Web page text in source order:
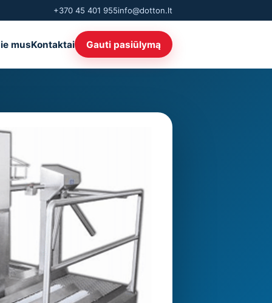
+370 45 401 955info@dotton.lt
musKontaktai Gauti pasiūlymą